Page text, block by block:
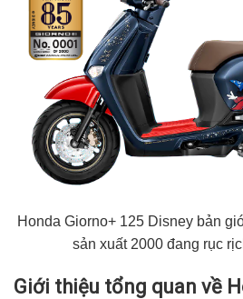
Honda Giorno+ 125 Disney bản
sản xuất 2000 đang rục
Giới thiệu tổng quan về